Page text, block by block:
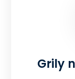
Grily